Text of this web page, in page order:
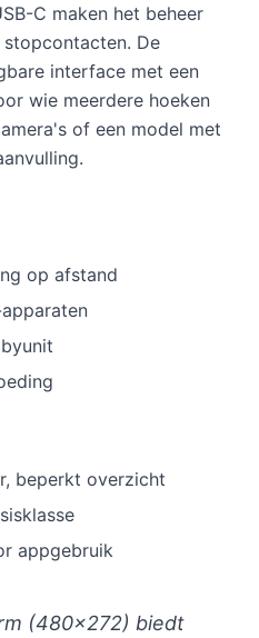
C maken het beheer
De
interface met een
wie meerdere hoeken
of een model met
op afstand
beperkt overzicht
appgebruik
(480×272) biedt